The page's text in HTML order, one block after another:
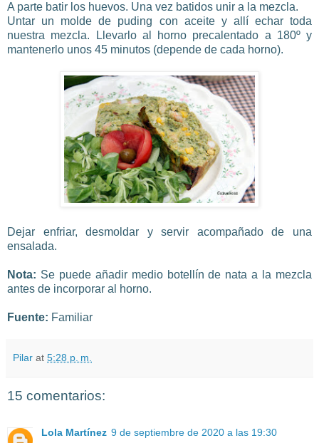
A parte batir los huevos. Una vez batidos unir a la mezcla.
Untar un molde de puding con aceite y allí echar toda
nuestra mezcla. Llevarlo al horno precalentado a 180º y
mantenerlo unos 45 minutos (depende de cada horno).
Dejar enfriar, desmoldar y servir acompañado de una
ensalada.
Nota: Se puede añadir medio botellín de nata a la mezcla
antes de incorporar al horno.
Fuente: Familiar
Pilar at 5:28 p. m.
15 comentarios:
Lola Martínez 9 de septiembre de 2020 a las 19:30